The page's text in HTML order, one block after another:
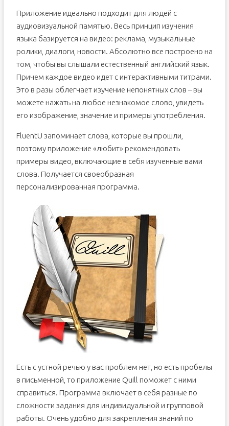
Приложение идеально подходит для людей с
аудиовизуальной памятью. Весь принцип изучения
языка базируется на видео: реклама, музыкальные
ролики, диалоги, новости. Абсолютно все построено на
том, чтобы вы слышали естественный английский язык.
Причем каждое видео идет с интерактивными титрами.
Это в разы облегчает изучение непонятных слов – вы
можете нажать на любое незнакомое слово, увидеть
его изображение, значение и примеры употребления.
FluentU запоминает слова, которые вы прошли,
поэтому приложение «любит» рекомендовать
примеры видео, включающие в себя изученные вами
слова. Получается своеобразная
персонализированная программа.
Есть с устной речью у вас проблем нет, но есть пробелы
в письменной, то приложение Quill поможет с ними
справиться. Программа включает в себя разные по
сложности задания для индивидуальной и групповой
работы. Очень удобно для закрепления знаний по